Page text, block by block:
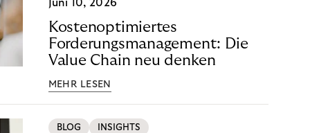
Juni 10, 2026
Kostenoptimiertes
Forderungsmanagement: Die
Value Chain neu denken
MEHR LESEN
BLOG INSIGHTS